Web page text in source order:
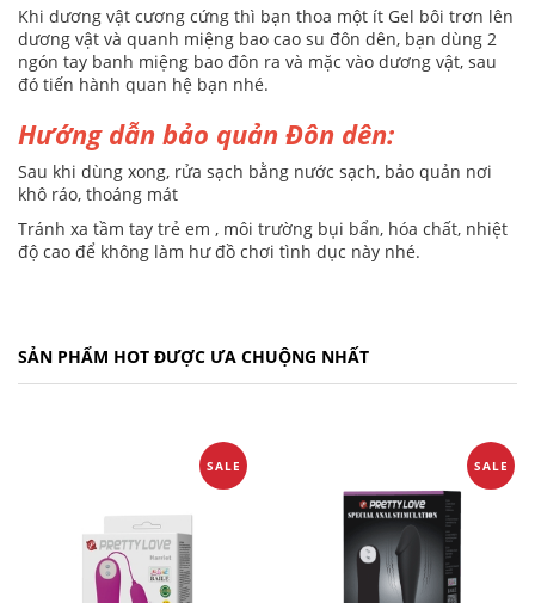
Khi dương vật cương cứng thì bạn thoa một ít Gel bôi trơn lên
dương vật và quanh miệng bao cao su đôn dên, bạn dùng 2
ngón tay banh miệng bao đôn ra và mặc vào dương vật, sau
đó tiến hành quan hệ bạn nhé.
Hướng dẫn bảo quản Đôn dên:
Sau khi dùng xong, rửa sạch bằng nước sạch, bảo quản nơi
khô ráo, thoáng mát
Tránh xa tầm tay trẻ em , môi trường bụi bẩn, hóa chất, nhiệt
độ cao để không làm hư đồ chơi tình dục này nhé.
SẢN PHẨM HOT ĐƯỢC ƯA CHUỘNG NHẤT
SALE SALE